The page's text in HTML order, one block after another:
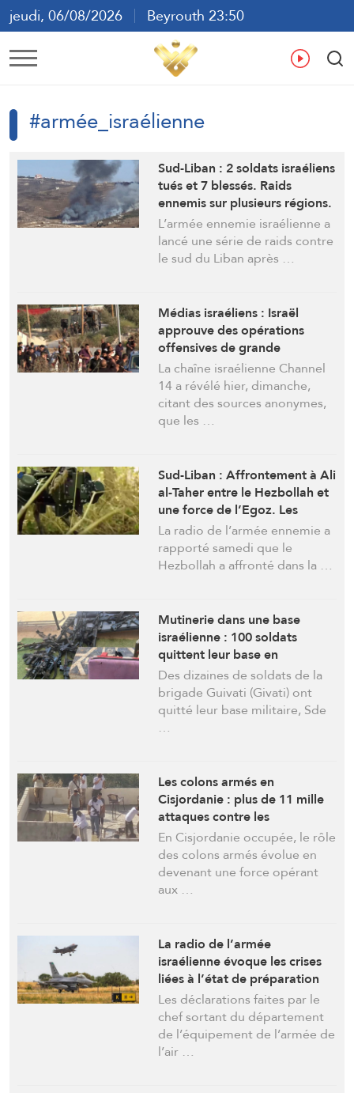
jeudi, 06/08/2026
Beyrouth 23:50
ع
#armée_israélienne
Sud-Liban : 2 soldats israéliens
tués et 7 blessés. Raids
ennemis sur plusieurs régions.
Un martyr et 12 blessés à
Tibnine
L’armée ennemie israélienne a
lancé une série de raids contre
le sud du Liban après …
Médias israéliens : Israël
approuve des opérations
offensives de grande
envergure en Cisjordanie
La chaîne israélienne Channel
14 a révélé hier, dimanche,
citant des sources anonymes,
que les …
Sud-Liban : Affrontement à Ali
al-Taher entre le Hezbollah et
une force de l’Egoz. Les
robots israéliens en action
La radio de l’armée ennemie a
rapporté samedi que le
Hezbollah a affronté dans la …
Mutinerie dans une base
israélienne : 100 soldats
quittent leur base en
abandonnant leurs armes
Des dizaines de soldats de la
brigade Guivati (Givati) ​​ont
quitté leur base militaire, Sde
…
Les colons armés en
Cisjordanie : plus de 11 mille
attaques contre les
Palestiniens et leurs biens
En Cisjordanie occupée, le rôle
des colons armés évolue en
devenant une force opérant
aux …
La radio de l’armée
israélienne évoque les crises
liées à l’état de préparation
de l’armée de l’air
Les déclarations faites par le
chef sortant du département
de l’équipement de l’armée de
l’air …